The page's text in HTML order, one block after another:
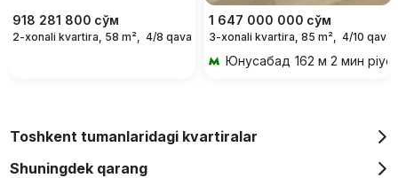
918 281 800 сўм
2-xonali kvartira, 58 m², 4/8 qavat
1 647 000 000 сўм
3-xonali kvartira, 85 m², 4/10 qavat
Юнусабад 162 м 2 мин
Toshkent tumanlaridagi kvartiralar
Shuningdek qarang